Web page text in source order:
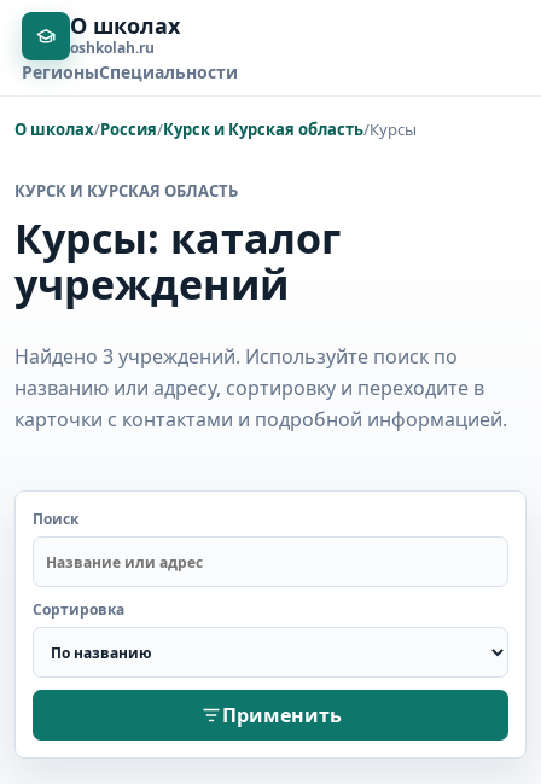
О школах
oshkolah.ru
РегионыСпециальности
О школах/Россия/Курск и Курская область/Курсы
КУРСК И КУРСКАЯ ОБЛАСТЬ
Курсы: каталог
учреждений
Найдено 3 учреждений. Используйте поиск по
названию или адресу, сортировку и переходите в
карточки с контактами и подробной информацией.
Поиск
Сортировка
Применить